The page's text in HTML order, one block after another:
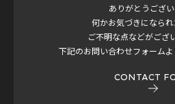
ありがとうござい
何かお気づきになられ
ご不明な点などがござ
下記のお問い合わせフォームよ
CONTACT